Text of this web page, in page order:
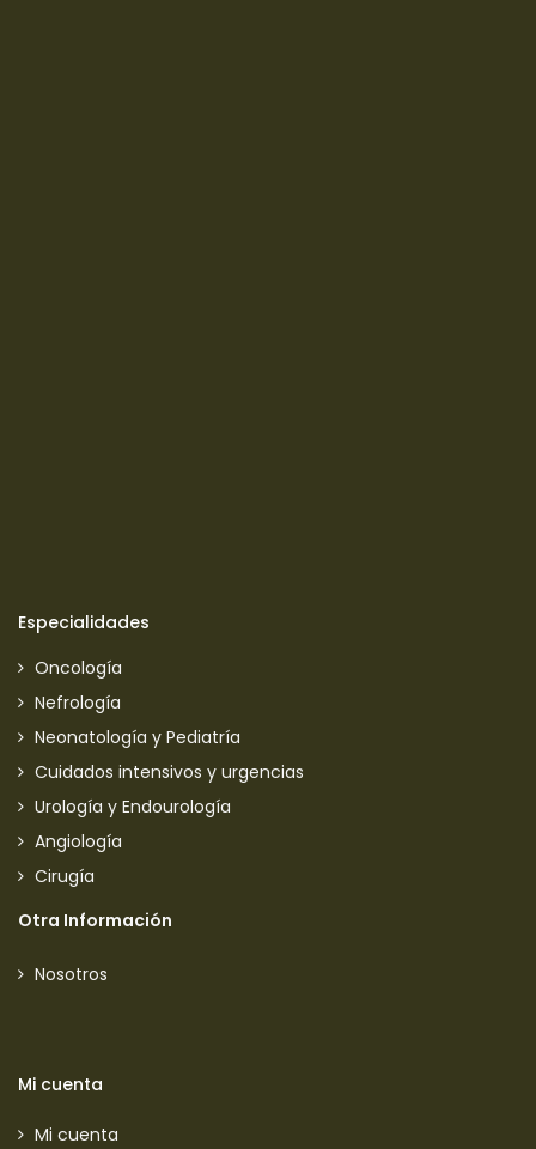
Especialidades
Oncología
Nefrología
Neonatología y Pediatría
Cuidados intensivos y urgencias
Urología y Endourología
Angiología
Cirugía
Otra Información
Nosotros
Mi cuenta
Mi cuenta